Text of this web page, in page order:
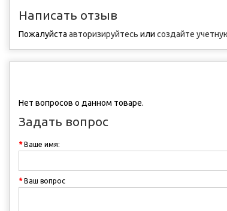
Написать отзыв
Пожалуйста авторизируйтесь или создайте
Нет вопросов о данном товаре.
Задать вопрос
Ваше имя:
Ваш вопрос